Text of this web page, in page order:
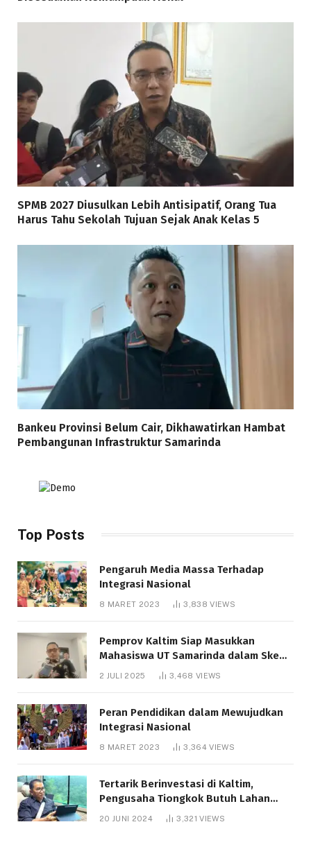
SPMB 2027 Diusulkan Lebih Antisipatif, Orang Tua
Harus Tahu Sekolah Tujuan Sejak Anak Kelas 5
Bankeu Provinsi Belum Cair, Dikhawatirkan Hambat
Pembangunan Infrastruktur Samarinda
Top Posts
Pengaruh Media Massa Terhadap
Integrasi Nasional
8 MARET 2023 3,838VIEWS
Pemprov Kaltim Siap Masukkan
Mahasiswa UT Samarinda dalam Skema
Bantuan Pendidikan Gratispol
2 JULI 2025 3,468 VIEWS
Peran Pendidikan dalam Mewujudkan
Integrasi Nasional
8 MARET 2023 3,364VIEWS
Tertarik Berinvestasi di Kaltim,
Pengusaha Tiongkok Butuh Lahan
20 JUNI 2024 3,321VIEWS